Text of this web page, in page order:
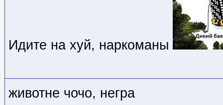
Идите на хуй, наркоманы
животне чочо, негра